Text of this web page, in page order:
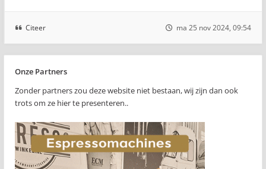
Citeer ma 25 nov 2024, 09:54
Onze Partners
Zonder partners zou deze website niet bestaan, wij zijn dan ook
trots om ze hier te presenteren..